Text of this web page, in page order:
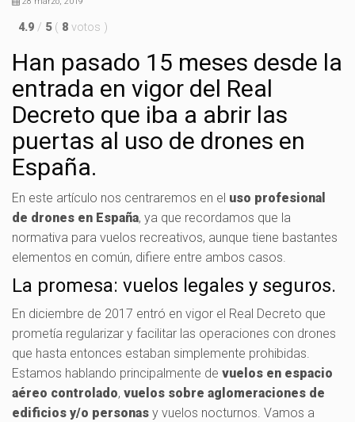
4.9 / 5 ( 8 votos )
Han pasado 15 meses desde la
entrada en vigor del Real
Decreto que iba a abrir las
puertas al uso de drones en
España.
En este artículo nos centraremos en el uso profesional
de drones en España, ya que recordamos que la
normativa para vuelos recreativos, aunque tiene bastantes
elementos en común, difiere entre ambos casos.
La promesa: vuelos legales y seguros.
En diciembre de 2017 entró en vigor el Real Decreto que
prometía regularizar y facilitar las operaciones con drones
que hasta entonces estaban simplemente prohibidas.
Estamos hablando principalmente de vuelos en espacio
aéreo controlado, vuelos sobre aglomeraciones de
edificios y/o personas y vuelos nocturnos. Vamos a